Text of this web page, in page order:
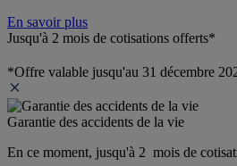
En savoir plus
Jusqu'à 2 mois de cotisations offerts*
*Offre valable jusqu'au 31 décembre
Garantie des accidents de la vie
En ce moment, jusqu'à 2  mois de